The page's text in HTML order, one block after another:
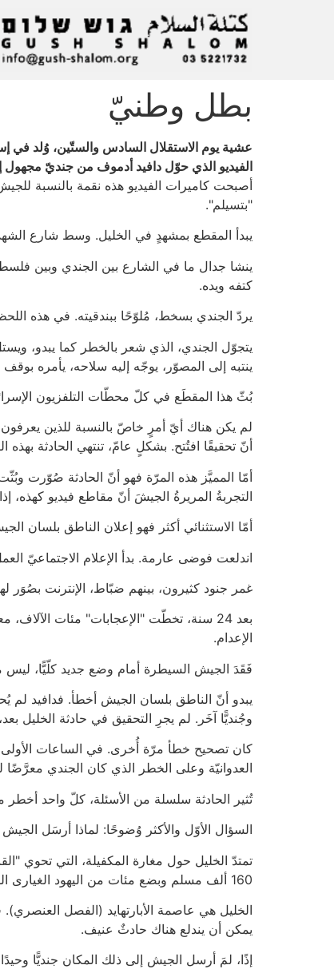
بطل وطنيّ
عشية يوم الاستقلال السادس والستّين، وُلد في
الفيديو الذي حوّل دافيد أدموف من جنديّ
أصبحت كاميرات الفيديو هذه نقمة بالنسبة
"بتسيلم".
يبدأ المقطع بمشهدٍ في الخليل. وسط شارع
ينشا جدال ما في الشارع بين الجندي وبين
كتفه ويده.
يردّ الجندي بسخط، مُلوّحًا ببندقيته. في هذه
يتجوّل الجندي، الذي شعر بالخطر كما يبدو،
ينتبه إلى المصوّر، يوجّه إليه سلاحه، يأمره
بُثّ هذا المقطَع في كلّ محطّات التلفزيون
لم يكن هناك أيّ أمرٍ خاصّ بالنسبة للذين
أنّ تحقيقًا افتُتح. بشكلٍ عامّ، تنتهي الحادثة بهذه
أمّا المميَّز هذه المرّة فهو أنّ الحادثة صُوّرت
التجربةُ المريرةُ الجيشَ أنّ مقاطع فيديو كهذه،
أمّا الاستثنائي أكثر فهو إعلان الناطق بلسان
اندلعت فوضى عارمة. بدأ الإعلام الاجتماعيّ
غمر جنود كثيرون، بينهم ضبّاط، الإنترنت بصُوَر
بعد 24 سنة، تخطّت "الإعجابات" مئات
الإعدام.
فَقَدَ الجيش السيطرة أمام وضع جديد كلّيًّا، ليس
يبدو أنّ الناطق بلسان الجيش أخطأ. فدافيد لم
وجُنديًّا آخَر. لم يجرِ التحقيق في حادثة الخليل
كان تصحيح خطأ مرّة أُخرى. في الساعات الأولى
العدوانيّة وعلى الخطر الذي كان الجندي معرَّضًا
تُثير الحادثة سلسلة من الأسئلة، كلّ واحد أخطر
السؤال الأوّل والأكثر وُضوحًا: لماذا أرسَل
تمتدّ الخليل حول مغارة المكفيلة، التي تحوي
160 ألف مسلم وبضع مئات من اليهود الغيارى الذين يُعلنون ملءَ أفواههم أنّ الهدف من مجيئهم هو طرد جميع العرب من المدينة.
الخليل هي عاصمة الأبارتهايد (الفصل
يمكن أن يندلع هناك حادثٌ عنيف.
إذًا، لمَ أرسل الجيش إلى ذلك المكان جنديًّا